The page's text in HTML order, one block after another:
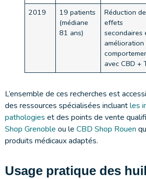
2019
19 patients
(médiane
81 ans)
Réduction
effets
secondaires
amélioration
avec CBD +
L’ensemble de ces recherches est
des ressources spécialisées incluantles
pathologies et des points de vente
Shop Grenoble ou le CBD Shop Rouen
produits médicaux adaptés.
Usage pratique des